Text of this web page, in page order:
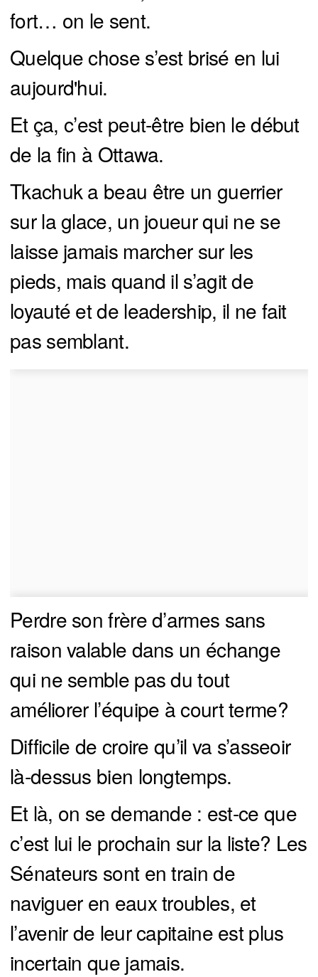
fort… on le sent.
Quelque chose s’est brisé en lui
aujourd'hui.
Et ça, c’est peut-être bien le début
de la fin à Ottawa.
Tkachuk a beau être un guerrier
sur la glace, un joueur qui ne se
laisse jamais marcher sur les
pieds, mais quand il s’agit de
loyauté et de leadership, il ne fait
pas semblant.
Perdre son frère d’armes sans
raison valable dans un échange
qui ne semble pas du tout
améliorer l’équipe à court terme?
Difficile de croire qu’il va s’asseoir
là-dessus bien longtemps.
Et là, on se demande : est-ce que
c’est lui le prochain sur la liste? Les
Sénateurs sont en train de
naviguer en eaux troubles, et
l’avenir de leur capitaine est plus
incertain que jamais.